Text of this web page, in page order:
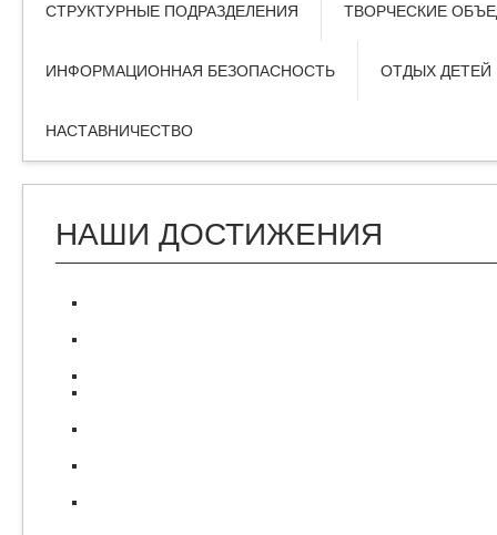
СТРУКТУРНЫЕ ПОДРАЗДЕЛЕНИЯ ТВОРЧЕСКИЕ
ИНФОРМАЦИОННАЯ БЕЗОПАСНОСТЬ ОТДЫХ ДЕТЕЙ
НАСТАВНИЧЕСТВО
НАШИ ДОСТИЖЕНИЯ